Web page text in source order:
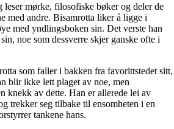
leser mørke, filosofiske bøker og deler de
med andre. Bisamrotta liker å ligge i
med yndlingsboken sin. Det verste han
noe som dessverre skjer ganske ofte i
som faller i bakken fra favorittstedet sitt,
blir ikke lett plaget av noe, men
knekk av dette. Han er allerede lei av
trekker seg tilbake til ensomheten i en
tankene hans.